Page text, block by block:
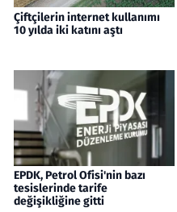
Çiftçilerin internet kullanımı
10 yılda iki katını aştı
EPDK, Petrol Ofisi'nin bazı
tesislerinde tarife
değişikliğine gitti